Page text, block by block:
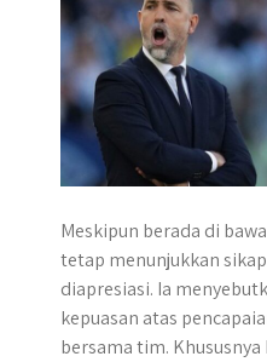
Meskipun berada di
tetap menunjukkan
diapresiasi. Ia
kepuasan atas
bersama tim.